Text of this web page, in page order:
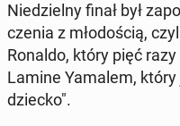
Nie­dziel­ny finał był
cze­nia z mło­do­ścią,
Ronaldo, który pięć razy
Lamine Yamalem,
dziecko".